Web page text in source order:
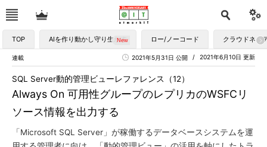
TOP AIを作り動かし守り生かす ロー/ノーコード クラウドネイ
連載 2021年6月10日 更新
2021年5月31日 公開
Always On 可用性グループのレプリカのWSFCリ
ソース情報を出力する
SQL Server動的管理ビューレファレンス（12）
「Microsoft SQL Server」が稼働するデータベースシステムを運